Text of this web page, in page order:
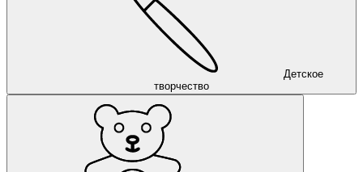
Детское
творчество